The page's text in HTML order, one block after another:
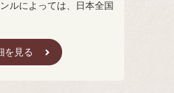
ルによっては、日本全国
を見る